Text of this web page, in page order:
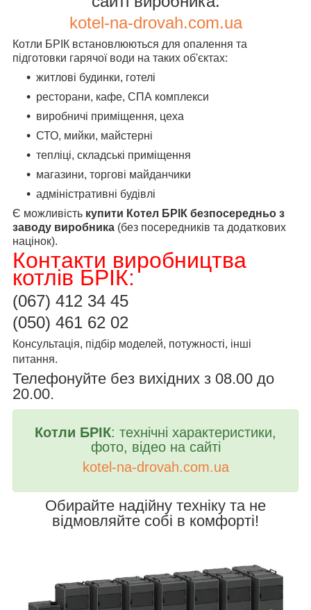
kotel-na-drovah.com.ua
Котли БРІК встановлюються для опалення та
підготовки гарячої води на таких об'єктах:
житлові будинки, готелі
ресторани, кафе, СПА комплекси
виробничі приміщення, цеха
СТО, мийки, майстерні
тепліці, складські приміщення
магазини, торгові майданчики
адміністративні будівлі
Є можливість купити Котел БРІК безпосередньо з
заводу виробника (без посередників та додаткових
націнок).
Контакти виробництва
котлів БРІК:
(067) 412 34 45
(050) 461 62 02
Консультація, підбір моделей, потужності, інші
питання.
Телефонуйте без вихідних з 08.00 до
20.00.
Котли БРІК: технічні характеристики,
фото, відео на сайті
kotel -na-drovah.com.ua
Обирайте надійну техніку та не
відмовляйте собі в комфорті!